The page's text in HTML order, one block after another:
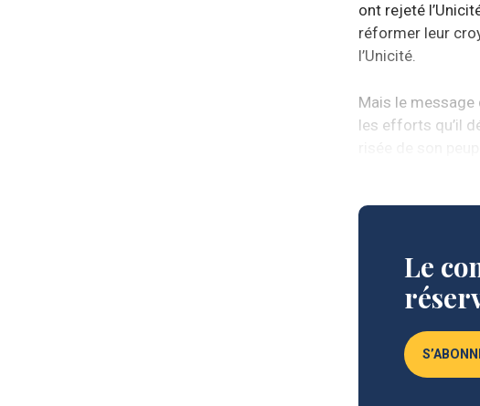
ont rejeté
réformer leur
l’Unicité.
Mais le message
les efforts qu’il
Le